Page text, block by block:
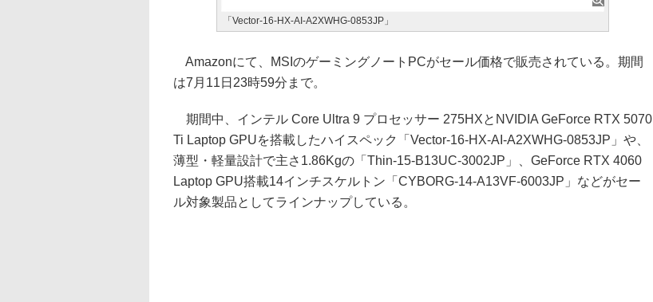
「Vector-16-HX-AI-A2XWHG-0853JP」
Amazonにて、MSIのゲーミングノートPCがセール価格で販売されている。期間
は7月11日23時59分まで。
期間中、インテル Core Ultra 9 プロセッサー 275HXとNVIDIA GeForce RTX 5070
Ti Laptop GPUを搭載したハイスペック「Vector-16-HX-AI-A2XWHG-0853JP」や、
薄型・軽量設計で主さ1.86Kgの「Thin-15-B13UC-3002JP」、GeForce RTX 4060
Laptop GPU搭載14インチスケルトン「CYBORG-14-A13VF-6003JP」などがセー
ル対象製品としてラインナップしている。